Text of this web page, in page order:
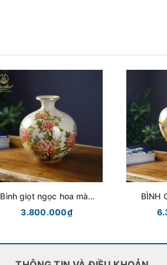
Bình giọt ngọc hoa màu
vàng kim Gốm Chu Đậu
3.800.000₫
BÌNH
HOA